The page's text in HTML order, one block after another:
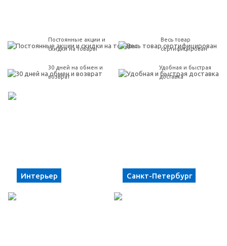
Постоянные акции и
скидки на товары
Весь товар
сертифицирован
30 дней на обмен и
возврат
Удобная и быстрая
доставка
Интерьер Санкт-Петербург